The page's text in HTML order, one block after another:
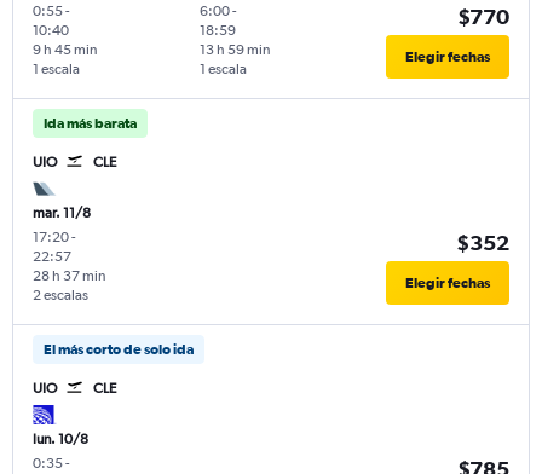
0:55-
10:40
1 escala
9 h 45 min
6:00-
18:59
1 escala
13 h 59 min
$770
Elegir fechas
Ida más barata
UIO CLE
mar. 11/8
17:20-
22:57
2 escalas
28 h 37 min
$352
Elegir fechas
El más corto de solo ida
UIO CLE
lun. 10/8
0:35-
$785